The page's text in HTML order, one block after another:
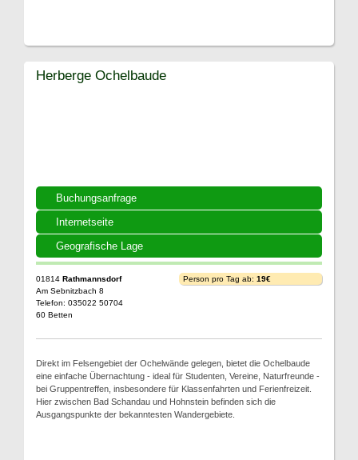
Buchungsanfrage
Internetseite
Geografische Lage
Herberge Ochelbaude
01814 Rathmannsdorf
Am Sebnitzbach 8
Telefon: 035022 50704
60 Betten
Person pro Tag ab: 19€
Direkt im Felsengebiet der Ochelwände gelegen, bietet die Ochelbaude
eine einfache Übernachtung - ideal für Studenten, Vereine, Naturfreunde -
bei Gruppentreffen, insbesondere für Klassenfahrten und Ferienfreizeit.
Hier zwischen Bad Schandau und Hohnstein befinden sich die
Ausgangspunkte der bekanntesten Wandergebiete.